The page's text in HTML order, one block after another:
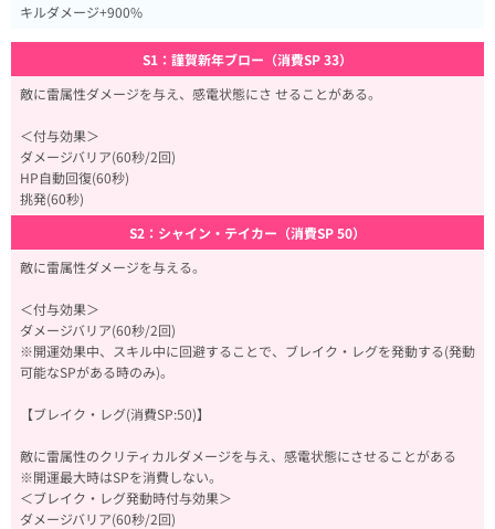
キルダメージ+900%
S1：謹賀新年ブロー（消費SP 33）
敵に雷属性ダメージを与え、感電状態にさ せることがある。
＜付与効果＞
ダメージバリア(60秒/2回)
HP自動回復(60秒)
挑発(60秒)
S2：シャイン・テイカー（消費SP 50）
敵に雷属性ダメージを与える。
＜付与効果＞
ダメージバリア(60秒/2回)
※開運効果中、スキル中に回避することで、ブレイク・レグを発動する(発動
可能なSPがある時のみ)。
【ブレイク・レグ(消費SP:50)】
敵に雷属性のクリティカルダメージを与え、感電状態にさせることがある
※開運最大時はSPを消費しない。
＜ブレイク・レグ発動時付与効果＞
ダメージバリア(60秒/2回)